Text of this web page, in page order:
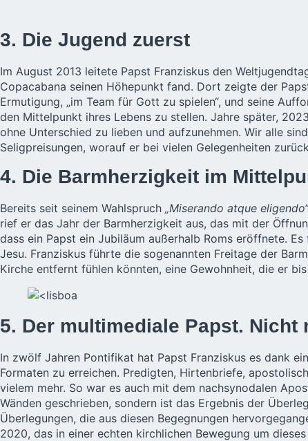
3. Die Jugend zuerst
Im August 2013 leitete Papst Franziskus den
Copacabana seinen Höhepunkt fand. Dort zeigte der
Ermutigung, „im Team für Gott zu spielen“, und seine
den Mittelpunkt ihres Lebens zu stellen. Jahre später,
ohne Unterschied zu lieben und aufzunehmen. Wir alle
Seligpreisungen, worauf er bei vielen Gelegenheiten
4. Die Barmherzigkeit im
Bereits seit seinem Wahlspruch „Miserando atque eligendo“
rief er das Jahr der Barmherzigkeit aus, das mit der
dass ein Papst ein Jubiläum außerhalb Roms eröffnete.
Jesu. Franziskus führte die sogenannten Freitage der
Kirche entfernt fühlen könnten, eine Gewohnheit, die er
5. Der multimediale Papst.
In zwölf Jahren Pontifikat hat Papst Franziskus es dank
Formaten zu erreichen. Predigten, Hirtenbriefe,
vielem mehr. So war es auch mit dem nachsynodalen
Wänden geschrieben, sondern ist das Ergebnis der
Überlegungen, die aus diesen Begegnungen
2020, das in einer echten kirchlichen Bewegung um